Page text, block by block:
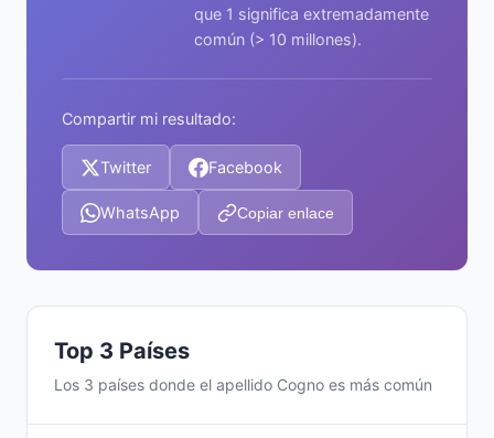
que 1 significa extremadamente
común (> 10 millones).
Compartir mi resultado:
Twitter Facebook
WhatsApp Copiar enlace
Top 3 Países
Los 3 países donde el apellido Cogno es más común